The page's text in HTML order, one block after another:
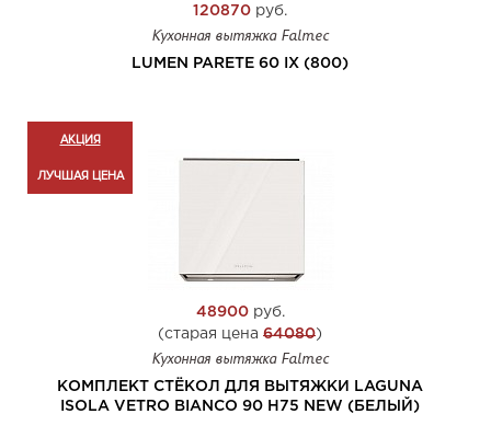
120870 руб.
Кухонная вытяжка Falmec
LUMEN PARETE 60 IX (800)
48900руб.
(старая цена 64080)
Кухонная вытяжка Falmec
КОМПЛЕКТ СТЁКОЛ ДЛЯ ВЫТЯЖКИ LAGUNA
ISOLA VETRO BIANCO 90 H75 NEW (БЕЛЫЙ)
АКЦИЯ
ЛУЧШАЯ ЦЕНА